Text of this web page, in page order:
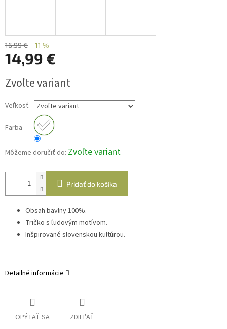
16,99 € –11 %
14,99 €
cena:
Zvoľte variant
Veľkosť
Farba
Môžeme doručiť do: Zvoľte variant
Pridať do košíka
Obsah bavlny 100%.
Tričko s ľudovým motívom.
Inšpirované slovenskou kultúrou.
Detailné informácie
OPÝTAŤ SA ZDIEĽAŤ